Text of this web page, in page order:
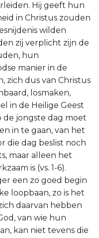
Hij geeft hun
in Christus zouden
wilden
zij verplicht zijn de
hun
manier in de
zich dus van Christus
losmaken,
in de Heilige Geest
de jongste dag moet
in te gaan, van het
die dag beslist noch
maar alleen het
is (vs. 1-6).
een zo goed begin
loopbaan, zo is het
daarvan hebben
van wie hun
kan niet tevens die